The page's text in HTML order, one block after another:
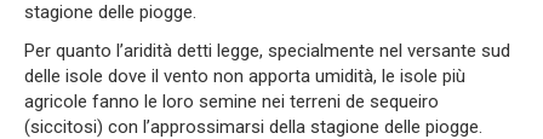
stagione delle piogge.
Per quanto l’aridità detti legge, specialmente nel versante sud
delle isole dove il vento non apporta umidità, le isole più
agricole fanno le loro semine nei terreni de sequeiro
(siccitosi) con l’approssimarsi della stagione delle piogge.